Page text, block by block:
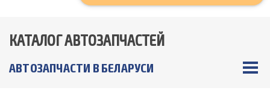
КАТАЛОГ АВТОЗАПЧАСТЕЙ
АВТОЗАПЧАСТИ В БЕЛАРУСИ